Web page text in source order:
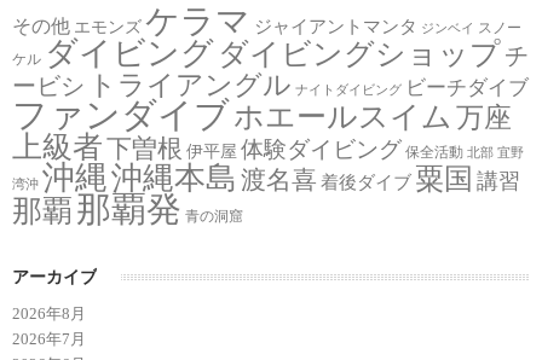
その他 エモンズ ケラマ ジャイアントマンタ ジンベイ
スノー
ケル ダイビング ダイビングショップチ
ービシ トライアングル ナイトダイビング ビーチダイブ
ファンダイブホエールスイム 万座
上級者下曽根 伊平屋 体験ダイビング 保全活動 北部 宜野
湾沖 沖縄沖縄本島 渡名喜 着後ダイブ 粟国 講習
那覇 那覇発 青の洞窟
アーカイブ
2026年8月
2026年7月